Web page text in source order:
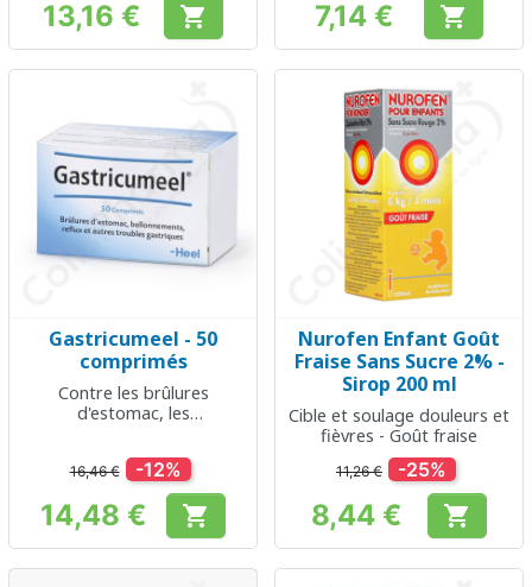
Prix
13,16 €  Prix
7,14 € 
Gastricumeel - 50
comprimés
Contre les brûlures
d'estomac, les
autres troubles gastriques
16,46 € -12%
Prix
14,48 € 
Nurofen Enfant Goût
Fraise Sans Sucre 2% -
Sirop 200 ml
Cible et soulage douleurs et
fièvres - Goût fraise
11,26 € -25%
Prix
8,44 € 